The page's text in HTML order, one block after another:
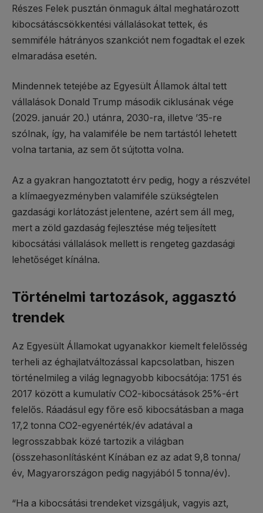
Részes Felek pusztán önmaguk által meghatározott
kibocsátáscsökkentési vállalásokat tettek, és
semmiféle hátrányos szankciót nem fogadtak el ezek
elmaradása esetén.
Mindennek tetejébe az Egyesült Államok által tett
vállalások Donald Trump második ciklusának vége
(2029. január 20.) utánra, 2030-ra, illetve ’35-re
szólnak, így, ha valamiféle be nem tartástól lehetett
volna tartania, az sem őt sújtotta volna.
Az a gyakran hangoztatott érv pedig, hogy a részvétel
a klímaegyezményben valamiféle szükségtelen
gazdasági korlátozást jelentene, azért sem áll meg,
mert a zöld gazdaság fejlesztése még teljesített
kibocsátási vállalások mellett is rengeteg gazdasági
lehetőséget kínálna.
Történelmi tartozások, aggasztó
trendek
Az Egyesült Államokat ugyanakkor kiemelt felelősség
terheli az éghajlatváltozással kapcsolatban, hiszen
történelmileg a világ legnagyobb kibocsátója: 1751 és
2017 között a kumulatív CO2-kibocsátások 25%-ért
felelős. Ráadásul egy főre eső kibocsátásban a maga
17,2 tonna CO2-egyenérték/év adatával a
legrosszabbak közé tartozik a világban
(összehasonlításként Kínában ez az adat 9,8 tonna/
év, Magyarországon pedig nagyjából 5 tonna/év).
“Ha a kibocsátási trendeket vizsgáljuk, vagyis azt,